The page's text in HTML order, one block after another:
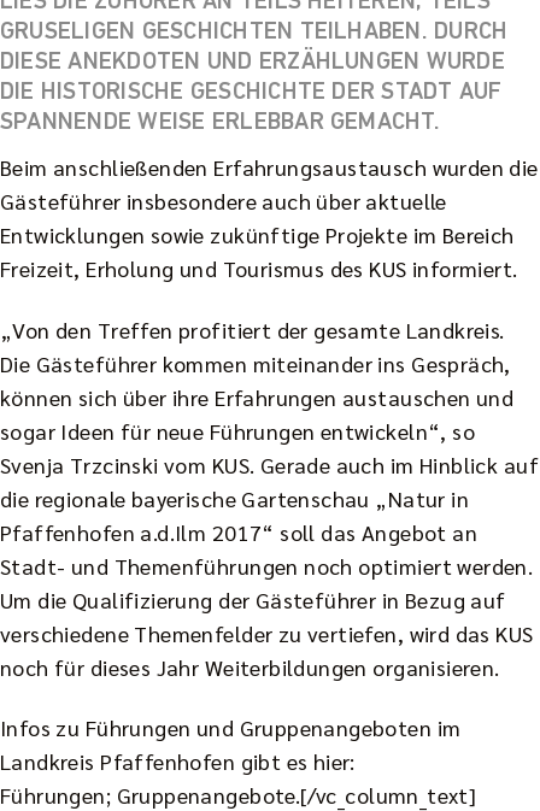
GRUSELIGEN GESCHICHTEN TEILHABEN. DURCH
DIESE ANEKDOTEN UND ERZÄHLUNGEN WURDE
DIE HISTORISCHE GESCHICHTE DER STADT AUF
SPANNENDE WEISE ERLEBBAR GEMACHT.
Beim anschließenden Erfahrungsaustausch wurden die
Gästeführer insbesondere auch über aktuelle
Entwicklungen sowie zukünftige Projekte im Bereich
Freizeit, Erholung und Tourismus des KUS informiert.
„Von den Treffen profitiert der gesamte Landkreis.
Die Gästeführer kommen miteinander ins Gespräch,
können sich über ihre Erfahrungen austauschen und
sogar Ideen für neue Führungen entwickeln“, so
Svenja Trzcinski vom KUS. Gerade auch im Hinblick auf
die regionale bayerische Gartenschau „Natur in
Pfaffenhofen a.d.Ilm 2017“ soll das Angebot an
Stadt- und Themenführungen noch optimiert werden.
Um die Qualifizierung der Gästeführer in Bezug auf
verschiedene Themenfelder zu vertiefen, wird das KUS
noch für dieses Jahr Weiterbildungen organisieren.
Infos zu Führungen und Gruppenangeboten im
Landkreis Pfaffenhofen gibt es hier:
Führungen; Gruppenangebote.[/vc_column_text]